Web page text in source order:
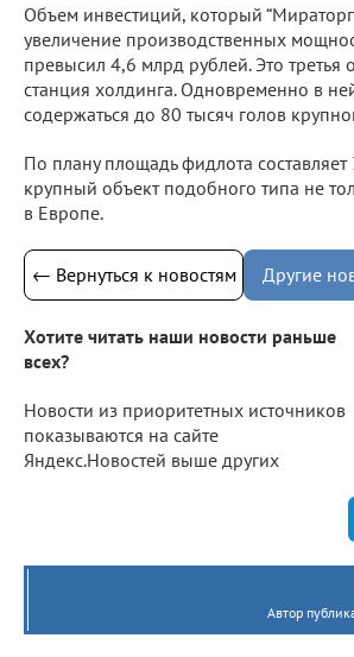
Объем инвестиций, который
увеличение производственных
превысил 4,6 млрд рублей. Это третья
станция холдинга. Одновременно в
содержаться до 80 тысяч голов
По плану площадь фидлота составляет
крупный объект подобного типа не
в Европе.
← Вернуться к новостям Другие
Хотите читать наши новости раньше
всех?
Новости из приоритетных источников
показываются на сайте
Яндекс.Новостей выше других
Автор